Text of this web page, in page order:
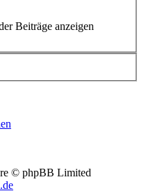
Beiträge anzeigen
© phpBB Limited